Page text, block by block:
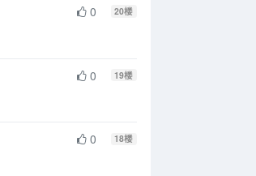
0 20楼
0 19楼
0 18楼